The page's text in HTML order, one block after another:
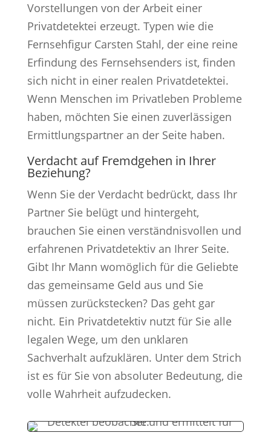
Vorstellungen von der Arbeit einer
Privatdetektei erzeugt. Typen wie die
Fernsehfigur Carsten Stahl, der eine reine
Erfindung des Fernsehsenders ist, finden
sich nicht in einer realen Privatdetektei.
Wenn Menschen im Privatleben Probleme
haben, möchten Sie einen zuverlässigen
Ermittlungspartner an der Seite haben.
Verdacht auf Fremdgehen in Ihrer
Beziehung?
Wenn Sie der Verdacht bedrückt, dass Ihr
Partner Sie belügt und hintergeht,
brauchen Sie einen verständnisvollen und
erfahrenen Privatdetektiv an Ihrer Seite.
Gibt Ihr Mann womöglich für die Geliebte
das gemeinsame Geld aus und Sie
müssen zurückstecken? Das geht gar
nicht. Ein Privatdetektiv nutzt für Sie alle
legalen Wege, um den unklaren
Sachverhalt aufzuklären. Unter dem Strich
ist es für Sie von absoluter Bedeutung, die
volle Wahrheit aufzudecken.